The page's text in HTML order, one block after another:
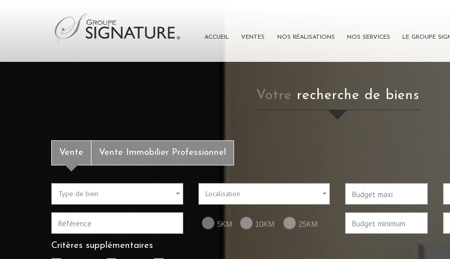
ACCUEIL VENTES NOS RÉALISATIONS NOS SERVICES LE GROUPE
votre recherche de biens
Vente Vente Immobilier Professionnel
Type de bien Localisation
5KM 10KM 25KM
Critères supplémentaires